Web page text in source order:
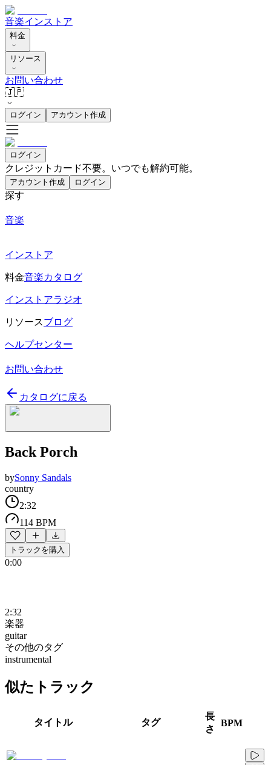
音楽インストア
料金
リソース
お問い合わせ
🇯🇵
ログイン アカウント作成
ログイン
クレジットカード不要。いつでも解約可能。
アカウント作成 ログイン
探す
音楽
インストア
料金音楽カタログ
インストアラジオ
リソースブログ
ヘルプセンター
お問い合わせ
カタログに戻る
Back Porch
bySonny Sandals
country
2:32
114 BPM
トラックを購入
0:00
2:32
楽器
guitar
その他のタグ
instrumental
似たトラック
タイトル タグ
長
さ
BPM